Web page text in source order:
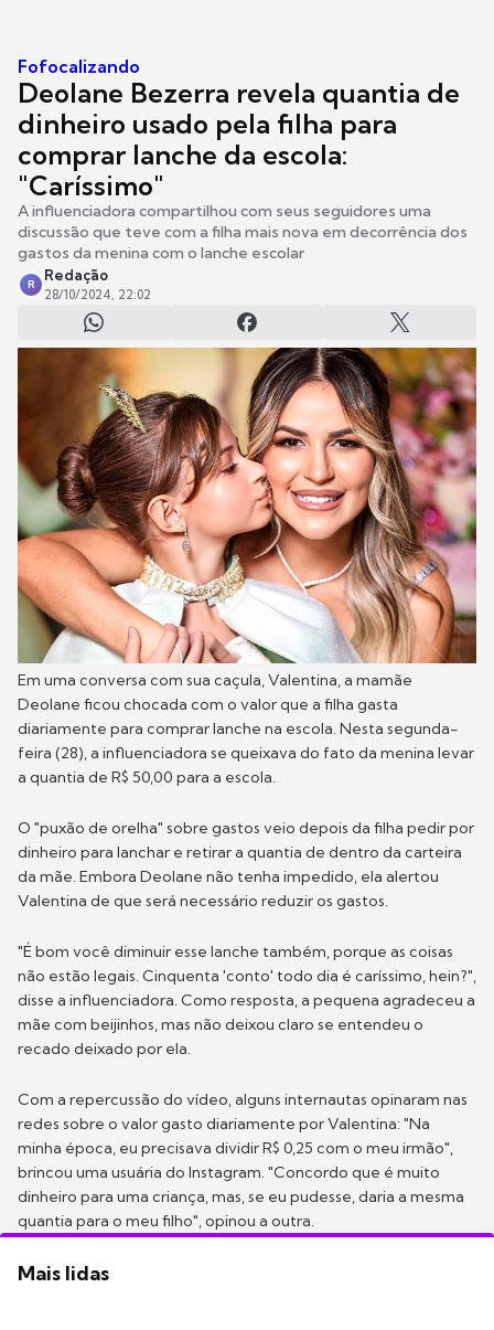
Fofocalizando
Deolane Bezerra revela quantia de
dinheiro usado pela filha para
comprar lanche da escola:
"Caríssimo"
A influenciadora compartilhou com seus seguidores uma
discussão que teve com a filha mais nova em decorrência dos
gastos da menina com o lanche escolar
R
Redação
28/10/2024, 22:02
Em uma conversa com sua caçula, Valentina, a mamãe
Deolane ficou chocada com o valor que a filha gasta
diariamente para comprar lanche na escola. Nesta segunda-
feira (28), a influenciadora se queixava do fato da menina levar
a quantia de R$ 50,00 para a escola.
O "puxão de orelha" sobre gastos veio depois da filha pedir por
dinheiro para lanchar e retirar a quantia de dentro da carteira
da mãe. Embora Deolane não tenha impedido, ela alertou
Valentina de que será necessário reduzir os gastos.
"É bom você diminuir esse lanche também, porque as coisas
não estão legais. Cinquenta 'conto' todo dia é caríssimo, hein?",
disse a influenciadora. Como resposta, a pequena agradeceu a
mãe com beijinhos, mas não deixou claro se entendeu o
recado deixado por ela.
Com a repercussão do vídeo, alguns internautas opinaram nas
redes sobre o valor gasto diariamente por Valentina: "Na
minha época, eu precisava dividir R$ 0,25 com o meu irmão",
brincou uma usuária do Instagram. "Concordo que é muito
dinheiro para uma criança, mas, se eu pudesse, daria a mesma
quantia para o meu filho", opinou a outra.
Mais lidas